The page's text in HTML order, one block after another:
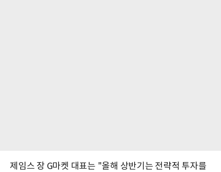
제임스 장 G마켓 대표는 "올해 상반기는 전략적 투자를